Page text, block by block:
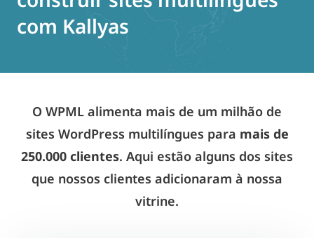
com Kallyas
O WPML alimenta mais de um milhão de
sites WordPress multilíngues para mais de
250.000 clientes. Aqui estão alguns dos sites
que nossos clientes adicionaram à nossa
vitrine.